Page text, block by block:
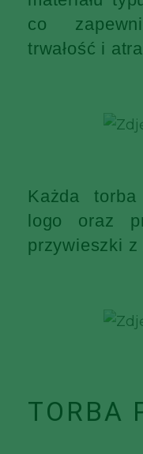
co
trwałość i
Każda
logo oraz
przywieszki z
TORBA